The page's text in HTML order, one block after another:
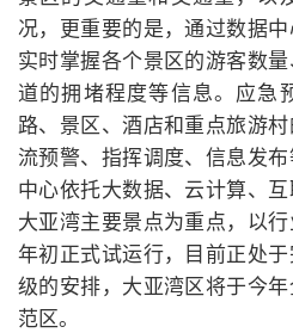
况，更重要的是，通过数据
实时掌握各个景区的游客数
道的拥堵程度等信息。应急
路、景区、酒店和重点旅游
流预警、指挥调度、信息发
中心依托大数据、云计算、
大亚湾主要景点为重点，以
年初正式试运行，目前正处
级的安排，大亚湾区将于今
范区。